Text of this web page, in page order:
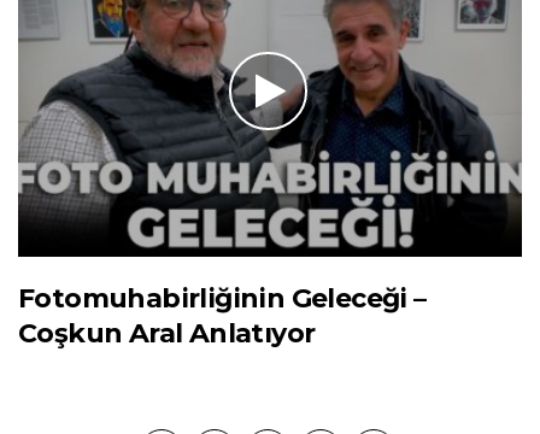
Fotomuhabirliğinin Geleceği –
Coşkun Aral Anlatıyor